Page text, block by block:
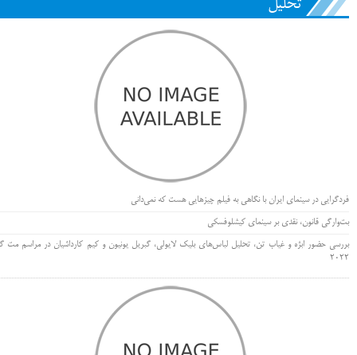
تحلیل
فردگرایی در سینمای ایران با نگاهی به فیلم چیزهایی هست که نمی‌دانی
بت‌وارگی قانون، نقدی بر سینمای کیشلوفسکی
بررسی حضور ابژه و غیاب تن، تحلیل لباس‌های بلیک لایولی، گبریل یونیون و کیم کارداشیان در مراسم مت
۲۰۲۲